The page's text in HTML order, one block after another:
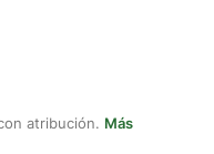
atribución. Más